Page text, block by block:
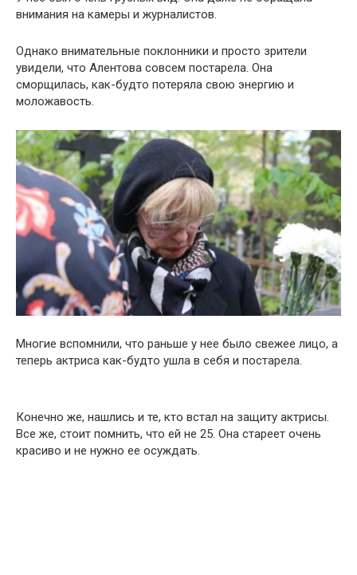
внимания на камеры и журналистов.
Однако внимательные поклонники и просто зрители
увидели, что Алентова совсем постарела. Она
сморщилась, как-будто потеряла свою энергию и
моложавость.
Многие вспомнили, что раньше у нее было свежее лицо, а
теперь актриса как-будто ушла в себя и постарела.
Конечно же, нашлись и те, кто встал на защиту актрисы.
Все же, стоит помнить, что ей не 25. Она стареет очень
красиво и не нужно ее осуждать.